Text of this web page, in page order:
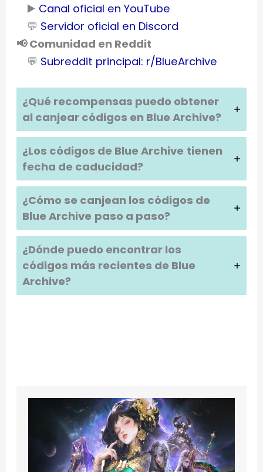
▶️ Canal oficial en YouTube
💬 Servidor oficial en Discord
📢 Comunidad en Reddit
💬 Subreddit principal: r/BlueArchive
¿Qué recompensas puedo obtener
al canjear códigos en Blue Archive?
¿Los códigos de Blue Archive tienen
fecha de caducidad?
¿Cómo se canjean los códigos de
Blue Archive paso a paso?
¿Dónde puedo encontrar los
códigos más recientes de Blue
Archive?